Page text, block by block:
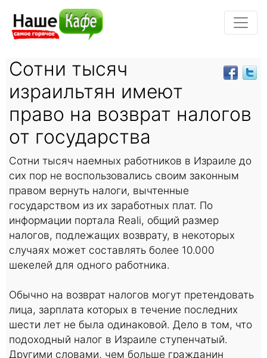
Сотни тысяч
израильтян имеют
право на возврат налогов
от государства
Сотни тысяч наемных работников в Израиле до
сих пор не воспользовались своим законным
правом вернуть налоги, вычтенные
государством из их заработных плат. По
информации портала Reali, общий размер
налогов, подлежащих возврату, в некоторых
случаях может составлять более 10.000
шекелей для одного работника.
Обычно на возврат налогов могут претендовать
лица, зарплата которых в течение последних
шести лет не была одинаковой. Дело в том, что
подоходный налог в Израиле ступенчатый.
Другими словами, чем больше гражданин